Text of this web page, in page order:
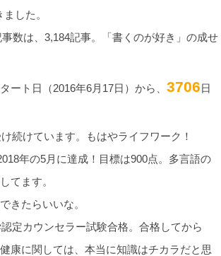
した。
数は、3,184記事。「書くのが好き」の成せ
ート日（2016年6月17日）から、 3706日
続けています。もはやライフワーク！
年の5月に達成！目標は900点。多言語の
てます。
きたらいいな。
定カウンセラー試験合格。合格してから
康に関しては、本当に知識はチカラだと思